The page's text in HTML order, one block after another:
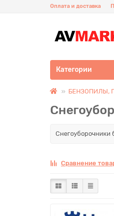
Оплата и доставка
Категории
БЕНЗОПИЛЫ,
Снегоуборочники
Сравнение